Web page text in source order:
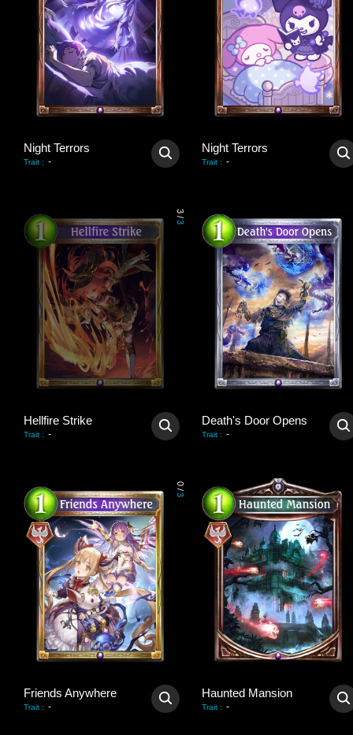
Night Terrors
Trait : -
Night Terrors
Trait : -
3
/
3
Hellfire Strike
Trait : -
Death's Door Opens
Trait : -
0
/
3
Friends Anywhere
Trait : -
Haunted Mansion
Trait : -